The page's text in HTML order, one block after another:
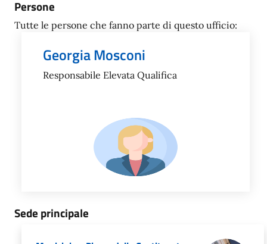
Persone
Tutte le persone che fanno parte di questo ufficio:
Georgia Mosconi
Responsabile Elevata Qualifica
Sede principale